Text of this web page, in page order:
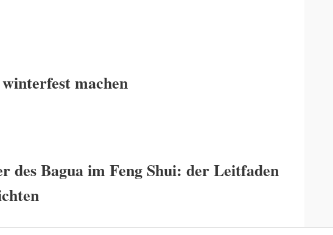
machen
des Bagua im Feng Shui: der Leitfaden